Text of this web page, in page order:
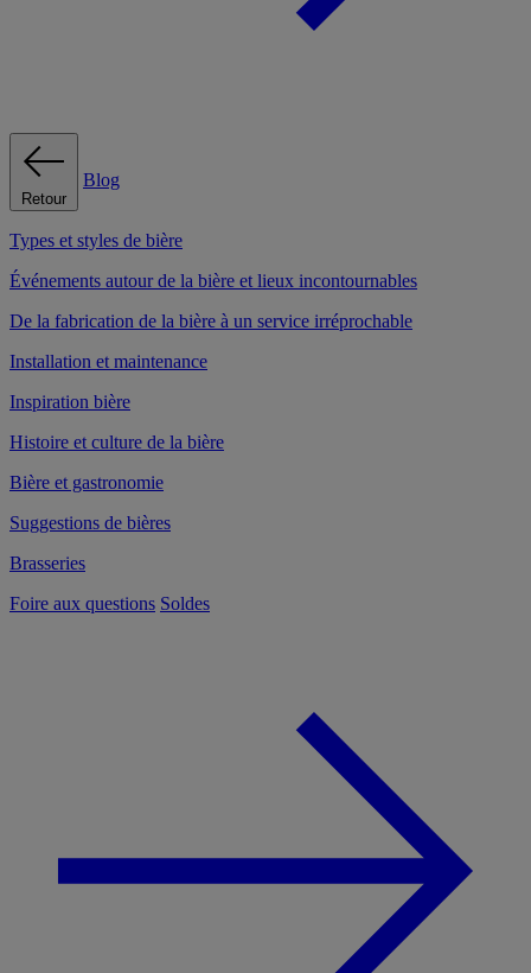
Retour
Blog
Types et styles de bière
Événements autour de la bière et lieux incontournables
De la fabrication de la bière à un service irréprochable
Installation et maintenance
Inspiration bière
Histoire et culture de la bière
Bière et gastronomie
Suggestions de bières
Brasseries
Foire aux questions Soldes